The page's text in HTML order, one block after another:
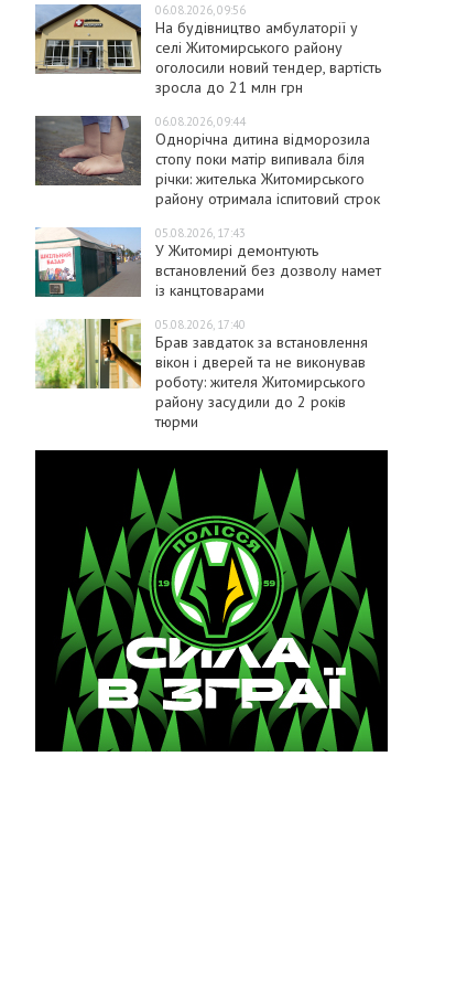
06.08.2026, 09:56
На будівництво амбулаторії у
селі Житомирського району
оголосили новий тендер, вартість
зросла до 21 млн грн
06.08.2026, 09:44
Однорічна дитина відморозила
стопу поки матір випивала біля
річки: жителька Житомирського
району отримала іспитовий строк
05.08.2026, 17:43
У Житомирі демонтують
встановлений без дозволу намет
із канцтоварами
05.08.2026, 17:40
Брав завдаток за встановлення
вікон і дверей та не виконував
роботу: жителя Житомирського
району засудили до 2 років
тюрми